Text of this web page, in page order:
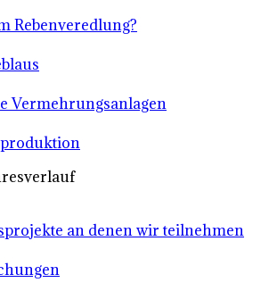
Rebenveredlung?
Vermehrungsanlagen
an denen wir teilnehmen